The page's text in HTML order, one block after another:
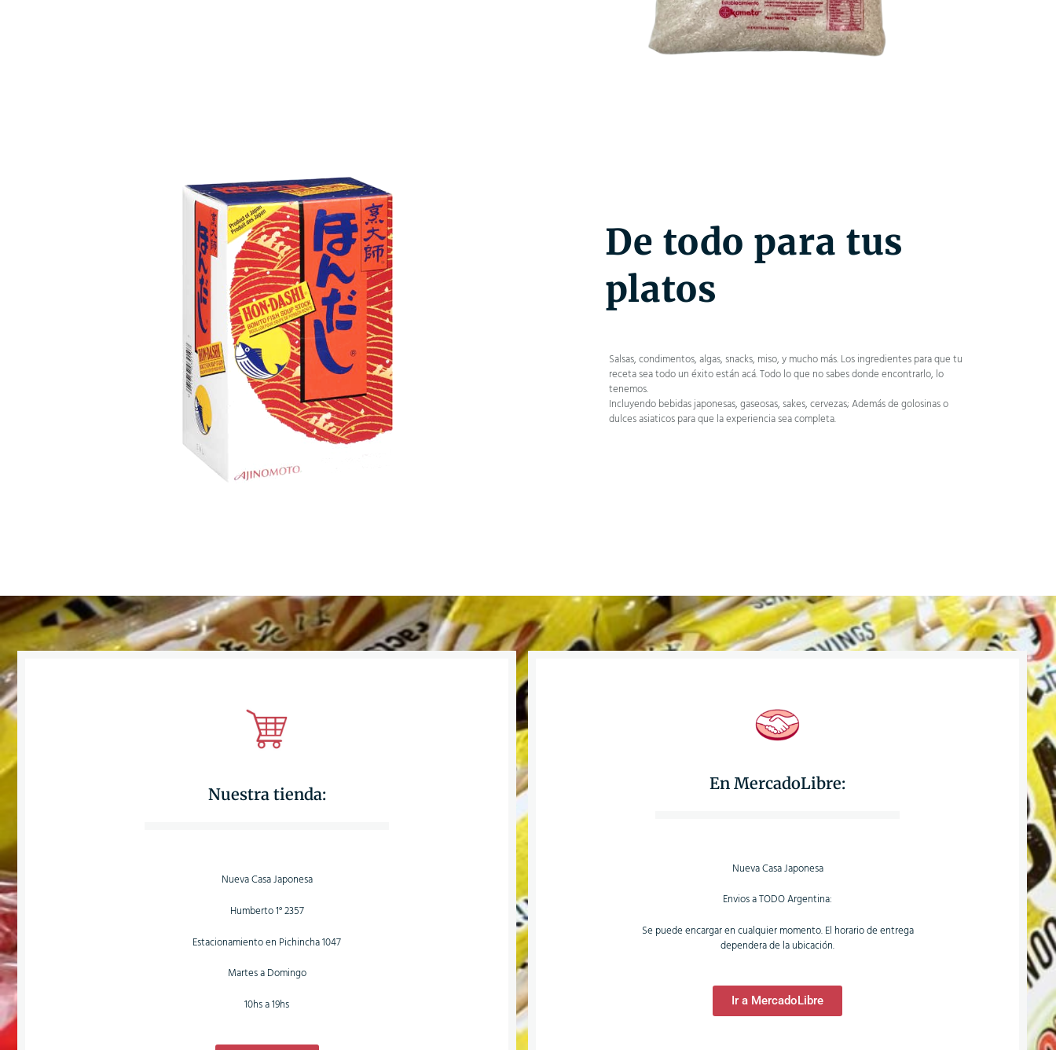
De todo para tus
platos
Salsas, condimentos, algas, snacks, miso, y mucho más. Los ingredientes para que tu
receta sea todo un éxito están acá. Todo lo que no sabes donde encontrarlo, lo
tenemos.
Incluyendo bebidas japonesas, gaseosas, sakes, cervezas; Además de golosinas o
dulces asiaticos para que la experiencia sea completa.
Nuestra tienda:
Nueva Casa Japonesa
Humberto 1° 2357
Estacionamiento en Pichincha 1047
Martes a Domingo
10hs a 19hs
En MercadoLibre:
Nueva Casa Japonesa
Envios a TODO Argentina:
Se puede encargar en cualquier momento. El horario de entrega
dependera de la ubicación.
Ir a MercadoLibre